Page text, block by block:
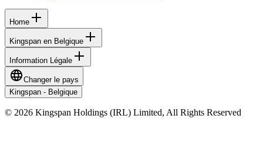
Home
Kingspan en Belgique
Information Légale
Changer le pays
Kingspan - Belgique
© 2026 Kingspan Holdings (IRL) Limited, All Rights Reserved